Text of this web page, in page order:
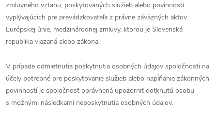
zmluvného vzťahu, poskytovaných služieb alebo povinností
vyplývajúcich pre prevádzkovateľa z právne záväzných aktov
Európskej únie, medzinárodnej zmluvy, ktorou je Slovenská
republika viazaná alebo zákona.
V prípade odmietnutia poskytnutia osobných údajov spoločnosti na
účely potrebné pre poskytovanie služieb alebo napĺňanie zákonných
povinností je spoločnosť oprávnená upozorniť dotknutú osobu
s možnými následkami neposkytnutia osobných údajov.